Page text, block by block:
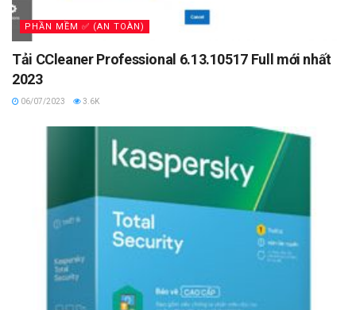
PHẦN MỀM ✅ (AN TOÀN)
Tải CCleaner Professional 6.13.10517 Full mới nhất
2023
06/07/2023 3.6K